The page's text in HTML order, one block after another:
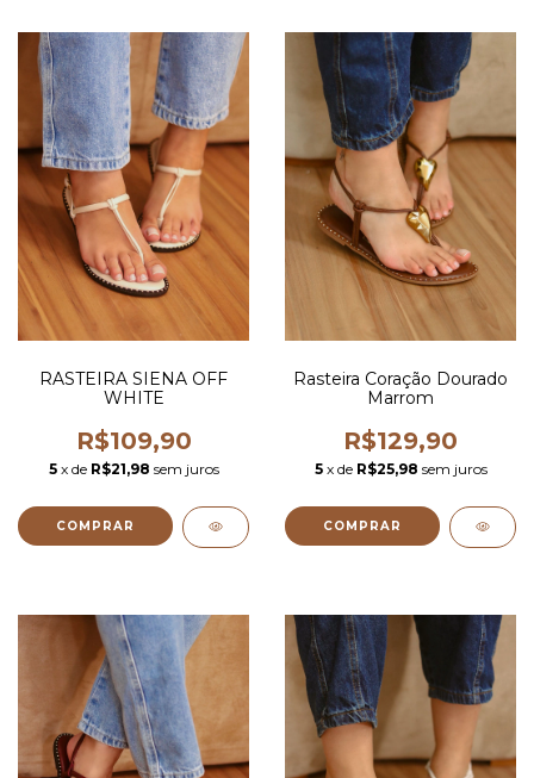
RASTEIRA SIENA OFF
WHITE
R$109,90
5 x de R$21,98 sem juros
COMPRAR
Rasteira Coração Dourado
Marrom
R$129,90
5 x de R$25,98 sem juros
COMPRAR